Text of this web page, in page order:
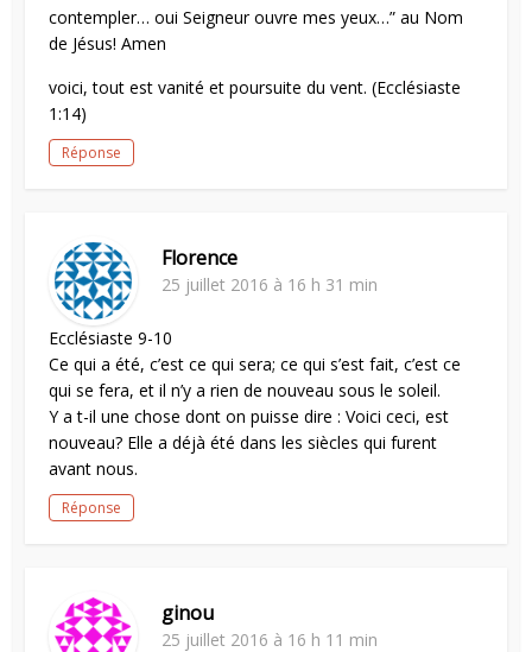
contempler… oui Seigneur ouvre mes yeux…” au Nom
de Jésus! Amen
voici, tout est vanité et poursuite du vent. (Ecclésiaste
1:14)
Réponse
Florence
25 juillet 2016 à 16 h 31 min
Ecclésiaste 9-10
Ce qui a été, c’est ce qui sera; ce qui s’est fait, c’est ce
qui se fera, et il n’y a rien de nouveau sous le soleil.
Y a t-il une chose dont on puisse dire : Voici ceci, est
nouveau? Elle a déjà été dans les siècles qui furent
avant nous.
Réponse
ginou
25 juillet 2016 à 16 h 11 min